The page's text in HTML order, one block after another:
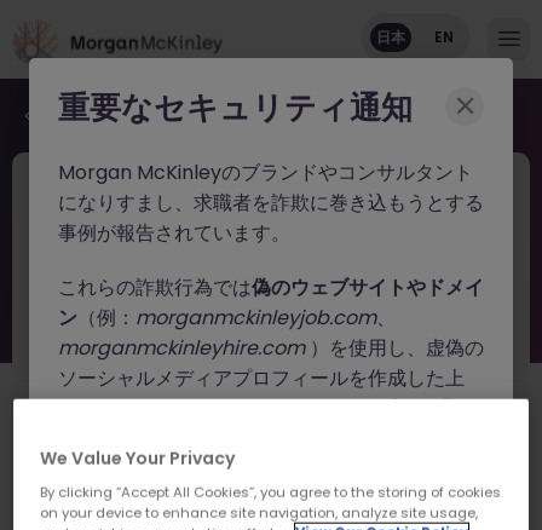
日本 EN
求人検索画面に戻る
JN -092025-1988491
【外資系投資銀行】IT監査（AVP〜VP）｜
東京 正社員 業界水準による
英語: 流暢
日本語: 基礎会話レベル
View in English
この仕事について
外資系証券会社で、 IT監査に挑戦しませんか？高報酬。
重要なセキュリティ通知
Morgan McKinleyのブランドやコンサルタント
になりすまし、求職者を詐欺に巻き込もうとする
事例が報告されています。
これらの詐欺行為では偽のウェブサイトやドメイ
ン （例： morganmckinleyjob.com、
morganmckinleyhire.com）を使用し、虚偽の
ソーシャルメディアプロフィールを作成した上
で、WhatsApp などのメッセージアプリを通じ
合によっては前払い金を請求しています。
Morgan McKinleyでは、公式ウェブサイト（
We Value Your Privacy
By clicking “Accept All Cookies”, you agree to the storing of cookies
on your device to enhance site navigation, analyze site usage,